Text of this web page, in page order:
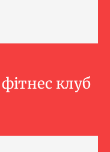
клуб